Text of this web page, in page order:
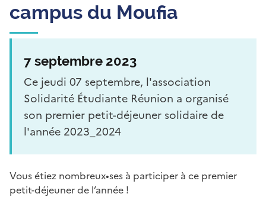
campus du Moufia
7 septembre 2023
Ce jeudi 07 septembre, l'association
Solidarité Étudiante Réunion a organisé
son premier petit-déjeuner solidaire de
l'année 2023_2024
Vous étiez nombreux•ses à participer à ce premier
petit-déjeuner de l’année !